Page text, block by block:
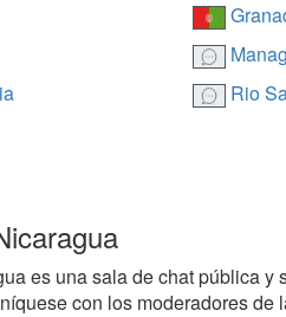
Rio
es una sala de chat pública
con los moderadores de